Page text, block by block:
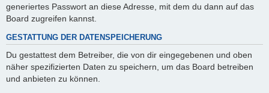
generiertes Passwort an diese Adresse, mit dem du dann auf das
Board zugreifen kannst.
GESTATTUNG DER DATENSPEICHERUNG
Du gestattest dem Betreiber, die von dir eingegebenen und oben
näher spezifizierten Daten zu speichern, um das Board betreiben
und anbieten zu können.